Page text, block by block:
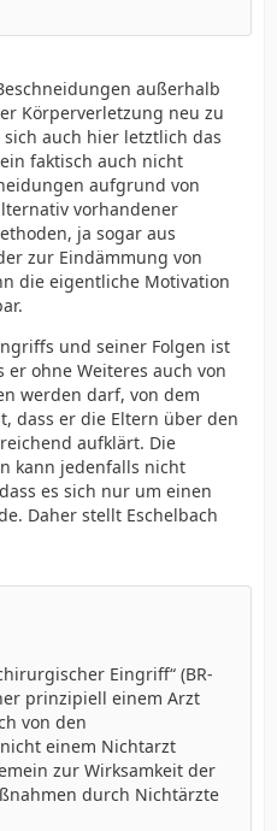
außerhalb
Körperverletzung neu zu
auch hier letztlich das
faktisch auch nicht
aufgrund von
vorhandener
ja sogar aus
zur Eindämmung von
die eigentliche Motivation
und seiner Folgen ist
er ohne Weiteres auch von
werden darf, von dem
dass er die Eltern über den
aufklärt. Die
kann jedenfalls nicht
es sich nur um einen
Daher stellt Eschelbach
Eingriff“ (BR-
prinzipiell einem Arzt
von den
einem Nichtarzt
zur Wirksamkeit der
durch Nichtärzte